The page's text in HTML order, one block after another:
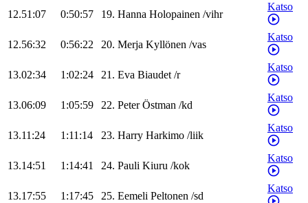
12.51:07 0:50:57 19. Hanna Holopainen /vihr
Katso
12.56:32 0:56:22 20. Merja Kyllönen /vas
Katso
13.02:34 1:02:24 21. Eva Biaudet/r
Katso
13.06:09 1:05:59 22. Peter Östman /kd
Katso
13.11:24 1:11:14 23. Harry Harkimo /liik
Katso
13.14:51 1:14:41 24. Pauli Kiuru /kok
Katso
13.17:55 1:17:45 25. Eemeli Peltonen /sd
Katso